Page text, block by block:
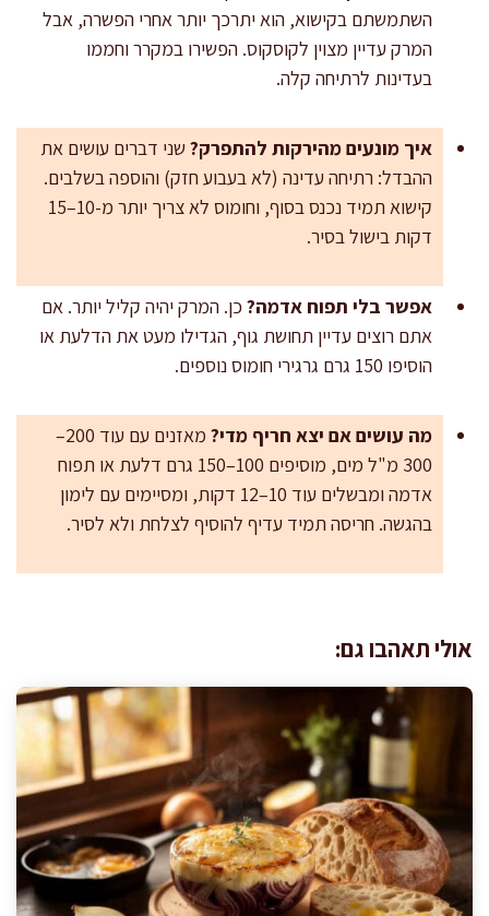
השתמשתם בקישוא, הוא יתרכך יותר אחרי הפשרה, אבל
המרק עדיין מצוין לקוסקוס. הפשירו במקרר וחממו
בעדינות לרתיחה קלה.
איך מונעים מהירקות להתפרק? שני דברים עושים את
ההבדל: רתיחה עדינה (לא בעבוע חזק) והוספה בשלבים.
קישוא תמיד נכנס בסוף, וחומוס לא צריך יותר מ-10–15
דקות בישול בסיר.
אפשר בלי תפוח אדמה? כן. המרק יהיה קליל יותר. אם
אתם רוצים עדיין תחושת גוף, הגדילו מעט את הדלעת או
הוסיפו 150 גרם גרגירי חומוס נוספים.
מה עושים אם יצא חריף מדי?
מאזנים עם עוד 200–
300 מ"ל מים, מוסיפים 100–150 גרם דלעת או תפוח
אדמה ומבשלים עוד 10–12 דקות, ומסיימים עם לימון
בהגשה. חריסה תמיד עדיף להוסיף לצלחת ולא לסיר.
אולי תאהבו גם: